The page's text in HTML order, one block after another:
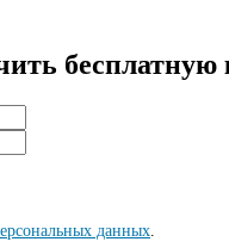
данных